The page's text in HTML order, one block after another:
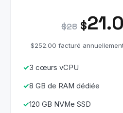
$28 $
$252.00 facturé annuellement
3 cœurs vCPU
8 GB de RAM dédiée
120 GB NVMe SSD